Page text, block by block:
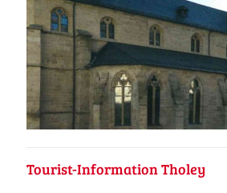
Tourist-Information Tholey